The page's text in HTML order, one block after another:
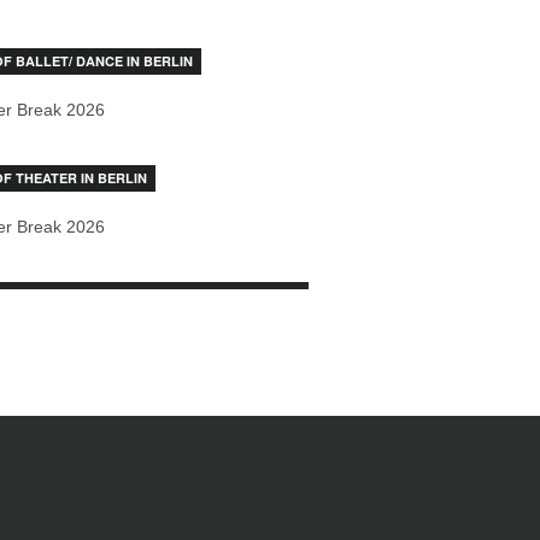
BALLET/ DANCE IN BERLIN
Break 2026
THEATER IN BERLIN
Break 2026